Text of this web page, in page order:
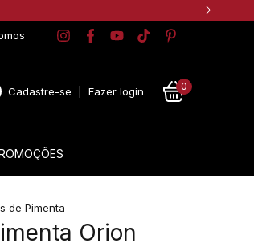
Cadastre-se Fazer login 0
de Pimenta
Orion